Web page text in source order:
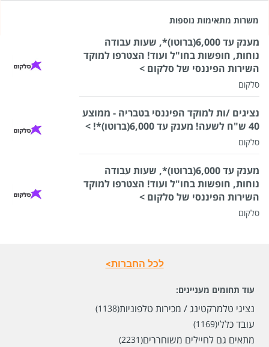
משרות מתאימות נוספות
מענק עד 6,000(ברוטו)*, שעות עבודה
נוחות, חופשות בחו"ל ועוד! הצטרפו למוקד
השירות הפיננסי של סלקום >
סלקום
נציגים /ות למוקד הפיננסי בטבריה - ממוצע
40 ש"ח לשעה! מענק עד 6,000(ברוטו)*! >
סלקום
מענק עד 6,000(ברוטו)*, שעות עבודה
נוחות, חופשות בחו"ל ועוד! הצטרפו למוקד
השירות הפיננסי של סלקום >
סלקום
לכל החברות>
עוד תחומים מעניינים:
נציגי טלמרקטינג / מכירות טלפוניות(1138)
עובד כללי(1169)
מתאים גם לחיילים משוחררים(2231)